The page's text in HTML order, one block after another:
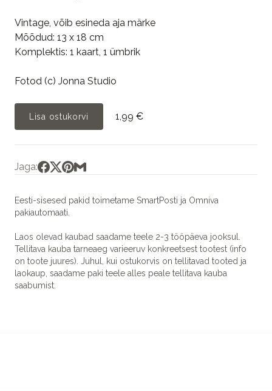
Vintage, võib esineda aja märke
Mõõdud: 13 x 18 cm
Komplektis: 1 kaart, 1 ümbrik
Fotod (c) Jonna Studio
Lisa ostukorvi 1,99 €
Jaga:
Eesti-sisesed pakid toimetame SmartPosti ja Omniva
pakiautomaati.
Laos olevad kaubad saadame teele 2-3 tööpäeva jooksul.
Tellitava kauba tarneaeg varieeruv konkreetsest tootest (info
on toote juures). Juhul, kui ostukorvis on tellitavad tooted ja
laokaup, saadame paki teele alles peale tellitava kauba
saabumist.